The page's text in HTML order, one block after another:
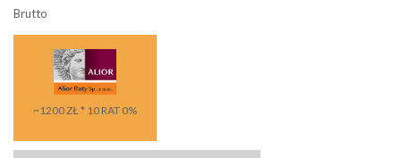
Brutto
~1200 ZŁ * 10 RAT 0%